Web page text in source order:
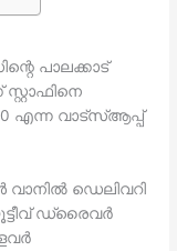
പാലക്കാട്
എന്ന വാട്സ്ആപ്പ്
ഡെലിവറി
ഡ്രൈവർ